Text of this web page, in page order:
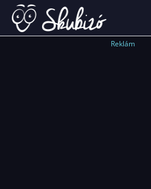
Reklám